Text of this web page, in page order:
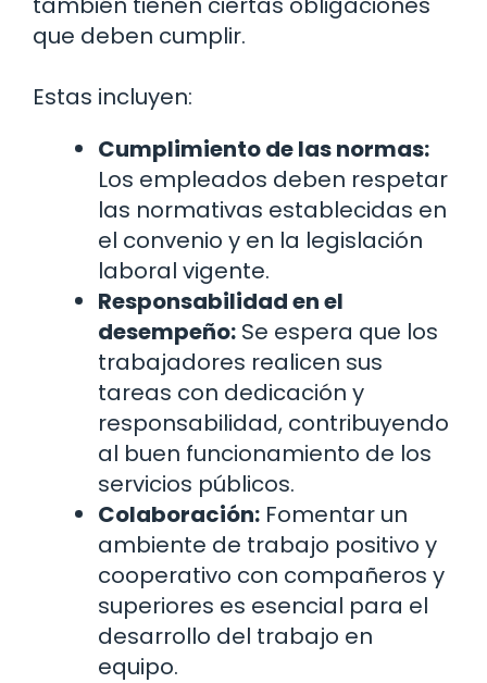
que deben cumplir.
Estas incluyen:
Cumplimiento de las normas:
Los empleados deben respetar
las normativas establecidas en
el convenio y en la legislación
laboral vigente.
Responsabilidad en el
desempeño: Se espera que los
trabajadores realicen sus
tareas con dedicación y
responsabilidad, contribuyendo
al buen funcionamiento de los
servicios públicos.
Colaboración: Fomentar un
ambiente de trabajo positivo y
cooperativo con compañeros y
superiores es esencial para el
desarrollo del trabajo en
equipo.